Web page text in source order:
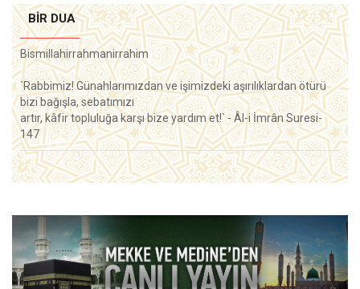
BIR DUA
Bismillahirrahmanirrahim
`Rabbimiz! Günahlarımızdan ve işimizdeki aşırılıklardan ötürü
bizi bağışla, sebatımızı
artır, kâfir topluluğa karşı bize yardım et!` - Âl-i İmrân Suresi-
147